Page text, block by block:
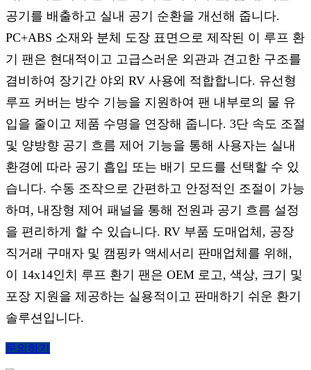
공기를 배출하고 실내 공기 순환을 개선해 줍니다.
PC+ABS 소재와 분체 도장 표면으로 제작된 이 루프 환
기 팬은 현대적이고 고급스러운 외관과 견고한 구조를
겸비하여 장기간 야외 RV 사용에 적합합니다. 유선형
루프 커버는 방수 기능을 지원하여 팬 내부로의 물 유
입을 줄이고 제품 수명을 연장해 줍니다. 3단 속도 조절
및 양방향 공기 흐름 제어 기능을 통해 사용자는 실내
환경에 따라 공기 흡입 또는 배기 모드를 선택할 수 있
습니다. 수동 조작으로 간편하고 안정적인 조절이 가능
하며, 내장형 제어 패널을 통해 전원과 공기 흐름 설정
을 편리하게 할 수 있습니다. RV 부품 도매업체, 공장
직거래 구매자 및 캠핑카 액세서리 판매업체를 위해,
이 14x14인치 루프 환기 팬은 OEM 로고, 색상, 크기 및
포장 지원을 제공하는 실용적이고 판매하기 쉬운 환기
솔루션입니다.
문의하기